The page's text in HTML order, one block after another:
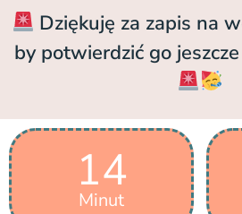
Dziękuję za zapis na
by potwierdzić go
14
Minut